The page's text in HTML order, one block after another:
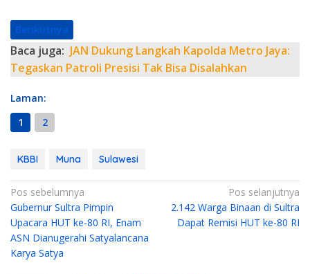
Berikutnya
Baca juga: JAN Dukung Langkah Kapolda Metro Jaya:
Tegaskan Patroli Presisi Tak Bisa Disalahkan
Laman:
1
2
KBBI Muna Sulawesi
N
a
v
i
Pos sebelumnya
Gubernur Sultra Pimpin
Upacara HUT ke-80 RI, Enam
ASN Dianugerahi Satyalancana
Karya Satya
Pos selanjutnya
2.142 Warga Binaan di Sultra
Dapat Remisi HUT ke-80 RI